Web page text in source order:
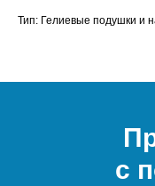
Тип: Гелиевые подушки и
с